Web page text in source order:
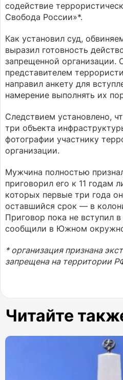
содействие
Свобода России»*.
Как установил суд,
выразил готовность
запрещенной организации.
представителем
направил анкету для
намерение выполнять их
Следствием установлено,
три объекта
фотографии участнику
организации.
Мужчина полностью
приговорил его к 11 годам
которых первые три года
оставшийся срок — в
Приговор пока не вступил
сообщили в Южном
* организация признана
запрещена на территории
Читайте